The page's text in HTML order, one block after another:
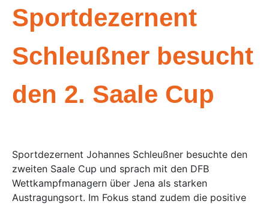
Sportdezernent
Schleußner besucht
den 2. Saale Cup
Sportdezernent Johannes Schleußner besuchte den
zweiten Saale Cup und sprach mit den DFB
Wettkampfmanagern über Jena als starken
Austragungsort. Im Fokus stand zudem die positive